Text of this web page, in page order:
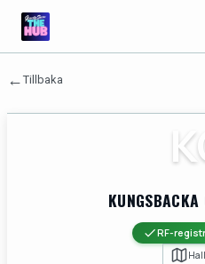
←Tillbaka
RF-